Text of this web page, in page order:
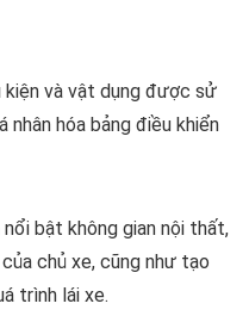
kiện và vật dụng được sử
hóa bảng điều khiển
bật không gian nội thất,
chủ xe, cũng như tạo
trình lái xe.